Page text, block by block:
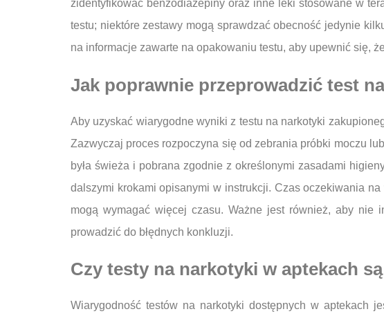
zidentyfikować benzodiazepiny oraz inne leki stosowane w
testu; niektóre zestawy mogą sprawdzać obecność jedynie
na informacje zawarte na opakowaniu testu, aby upewnić się,
Jak poprawnie przeprowadzić test
Aby uzyskać wiarygodne wyniki z testu na narkotyki
Zazwyczaj proces rozpoczyna się od zebrania próbki moczu
była świeża i pobrana zgodnie z określonymi zasadami
dalszymi krokami opisanymi w instrukcji. Czas oczekiwania
mogą wymagać więcej czasu. Ważne jest również, aby nie
prowadzić do błędnych konkluzji.
Czy testy na narkotyki w aptekach
Wiarygodność testów na narkotyki dostępnych w aptekach